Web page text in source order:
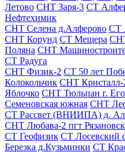
Летово СНТ Заря-3 СТ
Нефтехимик
СНТ Селена д.Алферово СТ
СНТ Корунд СТ Мещера
Поляна СНТ
СТ Радуга
СНТ Физик-2 СТ 50 лет
Колокольчик СНТ Кристалл-
Яблочко СНТ Тюльпан г.
Семеновская южная СНТ
СТ Рассвет (ВНИИПА) д.
СНТ Любава-2 пгт
СТ Геофизик СТ Лосевский
Березка д.Кузьминки СТ